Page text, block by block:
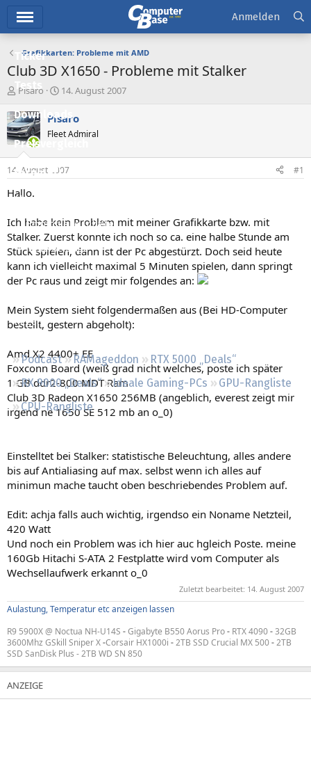
Ticker
Tests
Downloads
Preisvergleich
Forum
Aktuelles
Empfohlene Inhalte
Neue Beiträge
Neueste Aktivitäten
Regeln
Podcast RAMageddon
RTX 5000 „Deals“
RX 9000 „Deals“
Ideale Gaming-PCs
GPU-Rangliste
CPU-Rangliste
Anmelden
Grafikkarten: Probleme mit AMD
Club 3D X1650 - Probleme mit Stalker
E
s
t
e
e
r
Pisaro
E
s
e
l
t
14. August 2007
Pisaro
Fleet Admiral
14. August 2007 #1
Hallo.
Ich habe kein Problem mit meiner Grafikkarte bzw. mit
Stalker. Zuerst konnte ich noch so ca. eine halbe Stunde am
Stück spielen, dann ist der Pc abgestürzt. Doch seid heute
kann ich vielleicht maximal 5 Minuten spielen, dann springt
der Pc raus und zeigt mir folgendes an:
Mein System sieht folgendermaßen aus (Bei HD-Computer
bestellt, gestern abgeholt):
Amd X2 4400+ EE
Foxconn Board (weiß grad nicht welches, poste ich später
1 GB ddr2-800 MDT Ram
Club 3D Radeon X1650 256MB (angeblich, everest zeigt mir
irgend ne 1650 SE 512 mb an o_0)
Einstelltet bei Stalker: statistische Beleuchtung, alles andere
bis auf Antialiasing auf max. selbst wenn ich alles auf
minimun mache taucht oben beschriebendes Problem auf.
Edit: achja falls auch wichtig, irgendso ein Noname Netzteil,
420 Watt
Und noch ein Problem was ich hier auc hgleich Poste. meine
160Gb Hitachi S-ATA 2 Festplatte wird vom Computer als
Wechsellaufwerk erkannt o_0
Zuletzt bearbeitet: 14. August 2007
Aulastung, Temperatur etc anzeigen lassen
R9 5900X @ Noctua NH-U14S -Gigabyte B550 Aorus Pro- RTX 4090-32GB
3600Mhz GSkill Sniper X-Corsair HX1000i -2TB SSD Crucial MX 500-2TB
SSD SanDisk Plus - 2TB WD SN 850